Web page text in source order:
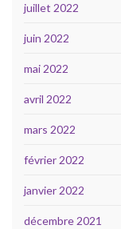
juillet 2022
juin 2022
mai 2022
avril 2022
mars 2022
février 2022
janvier 2022
décembre 2021